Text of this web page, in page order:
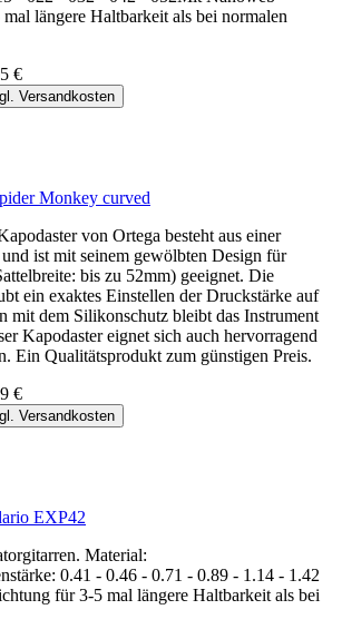
längere Haltbarkeit als bei normalen
€
Versandkosten
Monkey curved
von Ortega besteht aus einer
ist mit seinem gewölbten Design für
bis zu 52mm) geeignet. Die
ein exaktes Einstellen der Druckstärke auf
mit dem Silikonschutz bleibt das Instrument
Kapodaster eignet sich auch hervorragend
Ein Qualitätsprodukt zum günstigen Preis.
€
Versandkosten
EXP42
Material:
0.41 - 0.46 - 0.71 - 0.89 - 1.14 - 1.42
für 3-5 mal längere Haltbarkeit als bei